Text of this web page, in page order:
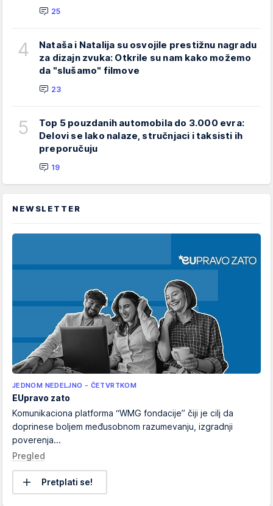
25
4
Nataša i Natalija su osvojile prestižnu nagradu
za dizajn zvuka: Otkrile su nam kako možemo
da "slušamo" filmove
23
5
Top 5 pouzdanih automobila do 3.000 evra:
Delovi se lako nalaze, stručnjaci i taksisti ih
preporučuju
19
NEWSLETTER
JEDNOM NEDELJNO - ČETVRTKOM
EUpravo zato
Komunikaciona platforma “WMG fondacije” čiji je cilj da
doprinese boljem međusobnom razumevanju, izgradnji
poverenja...
Pregled
Pretplati se!